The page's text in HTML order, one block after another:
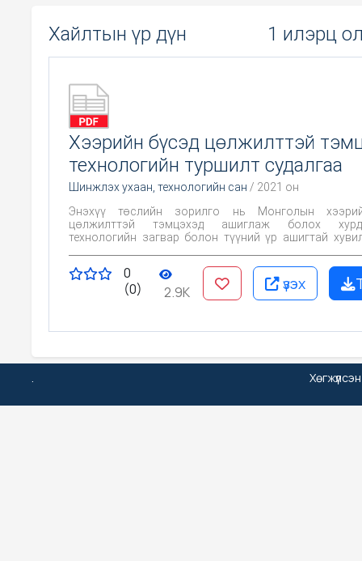
Хайлтын үр дүн 1 илэрц
Хээрийн бүсэд цөлжилттэй
технологийн туршилт судалгаа
Шинжлэх ухаан, технологийн сан / 2021 он
Энэхүү төслийн зорилго нь Монголын
цөлжилттэй тэмцэхэд ашиглаж болох
технологийн загвар болон түүний үр ашигтай хувилбаруудыг
0
(0)
2.9K үзэх
.